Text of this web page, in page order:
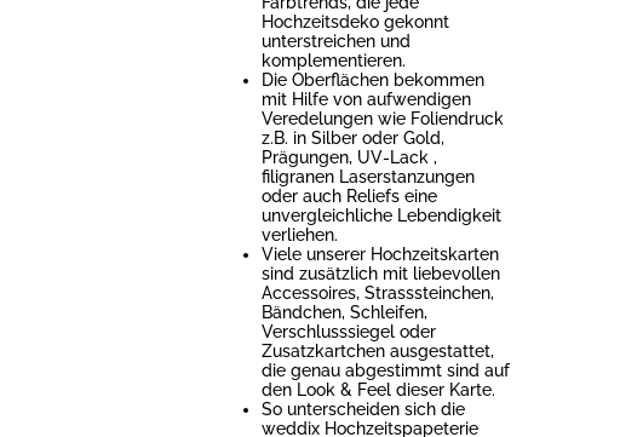
Hochzeitsdeko gekonnt
unterstreichen und
komplementieren.
Die Oberflächen bekommen
mit Hilfe von aufwendigen
Veredelungen wie Foliendruck
z.B. in Silber oder Gold,
Prägungen, UV-Lack ,
filigranen Laserstanzungen
oder auch Reliefs eine
unvergleichliche Lebendigkeit
verliehen.
Viele unserer Hochzeitskarten
sind zusätzlich mit liebevollen
Accessoires, Strasssteinchen,
Bändchen, Schleifen,
Verschlusssiegel oder
Zusatzkartchen ausgestattet,
die genau abgestimmt sind auf
den Look & Feel dieser Karte.
So unterscheiden sich die
weddix Hochzeitspapeterie